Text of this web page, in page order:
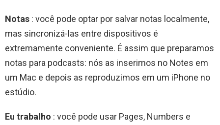
Notas : você pode optar por salvar notas localmente,
mas sincronizá-las entre dispositivos é
extremamente conveniente. É assim que preparamos
notas para podcasts: nós as inserimos no Notes em
um Mac e depois as reproduzimos em um iPhone no
estúdio.
Eu trabalho : você pode usar Pages, Numbers e